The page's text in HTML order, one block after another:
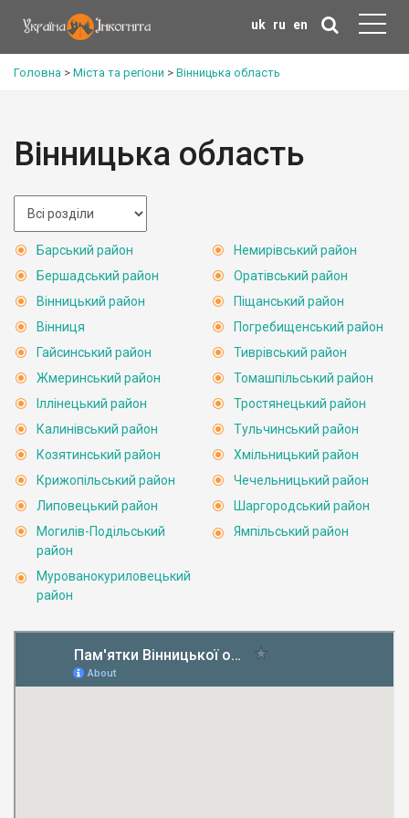
uk ru en
Головна > Міста та регіони > Вінницька область
Вінницька область
Барський район
Бершадський район
Вінницький район
Вінниця
Гайсинський район
Жмеринський район
Іллінецький район
Калинівський район
Козятинський район
Крижопільський район
Липовецький район
Могилів-Подільський
район
Мурованокуриловецький
район
Немирівський район
Оратівський район
Піщанський район
Погребищенський район
Тиврівський район
Томашпільський район
Тростянецький район
Тульчинський район
Хмільницький район
Чечельницький район
Шаргородський район
Ямпільський район